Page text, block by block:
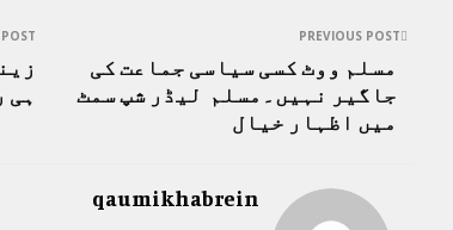
PREVIOUS POST
مسلم ووٹ کسی سیاسی جماعت کی
جاگیر نہیں۔مسلم لیڈر شپ سمٹ
میں اظہار خیال
ہی
qaumikhabrein